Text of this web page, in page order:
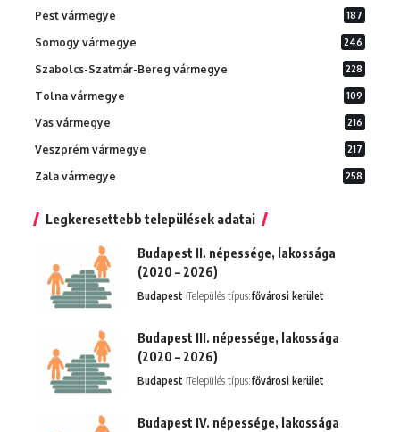
Pest vármegye 187
Somogy vármegye 246
Szabolcs-Szatmár-Bereg vármegye 228
Tolna vármegye 109
Vas vármegye 216
Veszprém vármegye 217
Zala vármegye 258
Legkeresettebb települések adatai
Budapest II. népessége, lakossága
(2020 – 2026)
Budapest Település típus:fővárosi kerület
Budapest III. népessége, lakossága
(2020 – 2026)
Budapest Település típus:fővárosi kerület
Budapest IV. népessége, lakossága